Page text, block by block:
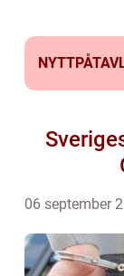
06 september